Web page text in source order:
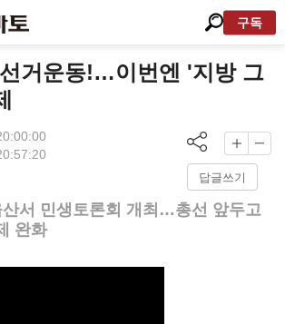
구독
거운동!…이번엔 '지방 그
답글쓰기
산서 민생토론회 개최…총선 앞두고
완화